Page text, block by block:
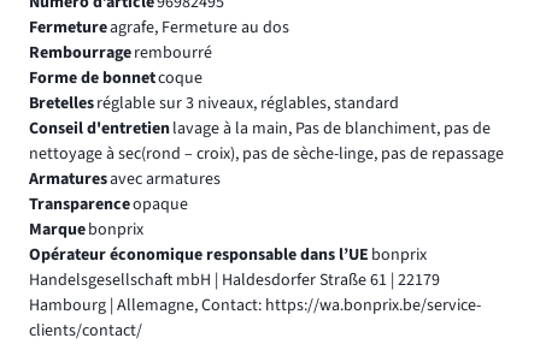
Fermetureagrafe, Fermeture au dos
Rembourragerembourré
Forme de bonnetcoque
Bretellesréglable sur 3 niveaux, réglables, standard
Conseil d'entretienlavage à la main, Pas de blanchiment, pas de
nettoyage à sec(rond – croix), pas de sèche-linge, pas de repassage
Armaturesavec armatures
Transparenceopaque
Marquebonprix
Opérateur économique responsable dans l’UE bonprix
Handelsgesellschaft mbH | Haldesdorfer Straße 61 | 22179
Hambourg | Allemagne, Contact: https://wa.bonprix.be/service-
clients/contact/